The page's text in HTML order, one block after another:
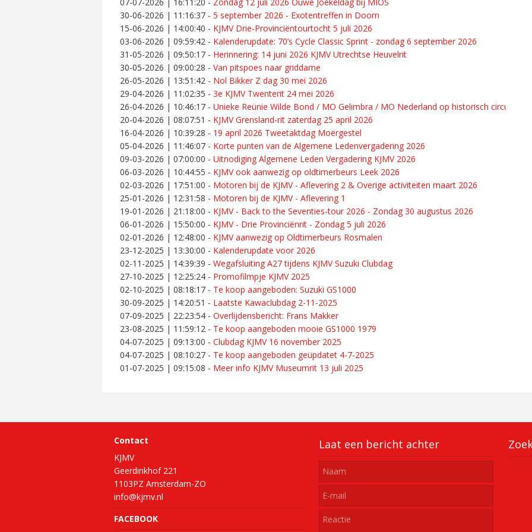
30-06-2026 | 11:16:37 - 5 september 2026 - Exotentreffen in Doorn
15-06-2026 | 14:00:40 - KJMV Drie-Provinciëntourtocht 5 juli 2026
03-06-2026 | 09:59:42 - Kalenderupdate: 70’s Cycle Classic Sprint - zondag 6 september 2026
31-05-2026 | 09:50:17 - Herinnering: 14 juni 2026 KJMV Utrechtse Heuvelrit
30-05-2026 | 09:00:28 - Van pitspoes naar griddame
26-05-2026 | 13:51:42 - Nol Bikker Z dag 30 mei 2026
29-04-2026 | 11:02:35 - 3e KJMV Twenterit 24 mei 2026
26-04-2026 | 10:46:17 - Unieke Reünie Wilde Bond / MO Gelimbra / MO Nederland op historisch circuit in
20-04-2026 | 08:07:51 - KJMV Grensland-rit zaterdag 25 april 2026
16-04-2026 | 10:39:28 - 19 april 2026 Tweetaktdag Moergestel
05-04-2026 | 11:46:07 - Korte punten van de Algemene Ledenvergadering 2026
09-03-2026 | 07:00:00 - Uitnodiging Algemene Leden Vergadering KJMV 2026
06-03-2026 | 10:44:55 - KJMV ook aanwezig op oldtimerbeurs Leek 2026
02-03-2026 | 17:51:00 - Motoren bij de KJMV - Aflevering 2 & Overige activiteiten maart 2026
25-01-2026 | 12:31:58 - Motoren bij de KJMV - Aflevering 1
19-01-2026 | 21:18:00 - KJMV - Back to the Seventies-tour 2026 - Zondag 30 augustus 2026
06-01-2026 | 15:50:00 - KJMV - Drie Provinciënrit - Zondag 5 juli 2026
02-01-2026 | 12:48:00 - KJMV aanwezig op Oldtimerbeurs Rosmalen
23-12-2025 | 13:30:00 - Kalenderupdate voor 2026
02-11-2025 | 14:39:39 - Wegafsluiting A27 tijdens KJMV Suzuki Clubdag
27-10-2025 | 12:25:24 - Promofilmpje KJMV 2025
02-10-2025 | 08:18:17 - Te koop aangeboden: Suzuki GS1000
30-09-2025 | 14:20:51 - Laatste Kawaclubdag 2-11-2025
07-09-2025 | 22:23:54 - Overlijdensbericht: Frans Makker
23-08-2025 | 11:59:12 - Te koop aangeboden mooie GS1000 1979
04-07-2025 | 09:13:00 - Clubdag KJMV 16 november 2025
04-07-2025 | 08:10:27 - Te koop aangeboden geüpdatet 4-7-2025
01-07-2025 | 09:15:08 - Meer info KJMV Museumrit 13 juli 2025
Contact
KJMV
Geerdinkhof 221
1103PZ Amsterdam-ZO
info@kjmv.nl
FACEBOOK
Laat een bericht achter